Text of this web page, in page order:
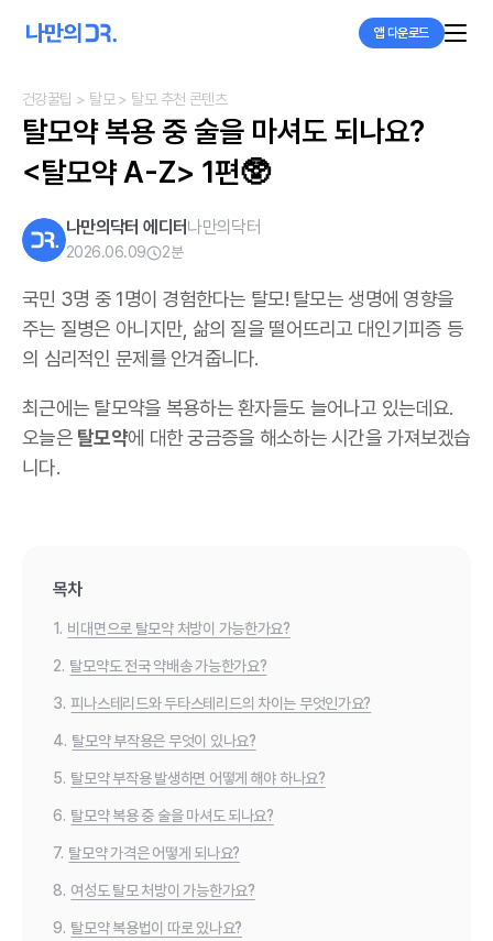
앱 다운로드
건강꿀팁 > 탈모> 탈모 추천 콘텐츠
탈모약 복용 중 술을 마셔도 되나요?
<탈모약 A-Z> 1편🥸
나만의닥터 에디터나만의닥터
2026.06.09 2분
국민 3명 중 1명이 경험한다는 탈모! 탈모는 생명에 영향을
주는 질병은 아니지만, 삶의 질을 떨어뜨리고 대인기피증 등
의 심리적인 문제를 안겨줍니다.
최근에는 탈모약을 복용하는 환자들도 늘어나고 있는데요.
오늘은 탈모약에 대한 궁금증을 해소하는 시간을 가져보겠습
니다.
목차
1. 비대면으로 탈모약 처방이 가능한가요?
2. 탈모약도 전국 약배송 가능한가요?
3. 피나스테리드와 두타스테리드의 차이는 무엇인가요?
4. 탈모약 부작용은 무엇이 있나요?
5. 탈모약 부작용 발생하면 어떻게 해야 하나요?
6. 탈모약 복용 중 술을 마셔도 되나요?
7. 탈모약 가격은 어떻게 되나요?
8. 여성도 탈모 처방이 가능한가요?
9. 탈모약 복용법이 따로 있나요?